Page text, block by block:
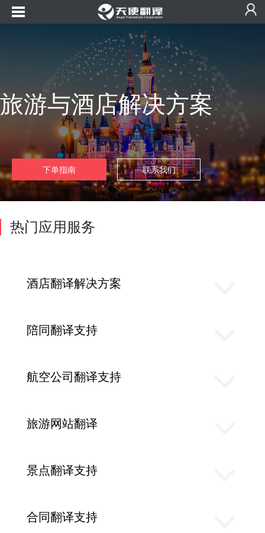
旅游与酒店解决方案
下单指南 联系我们
热门应用服务
酒店翻译解决方案
陪同翻译支持
航空公司翻译支持
旅游网站翻译
景点翻译支持
合同翻译支持